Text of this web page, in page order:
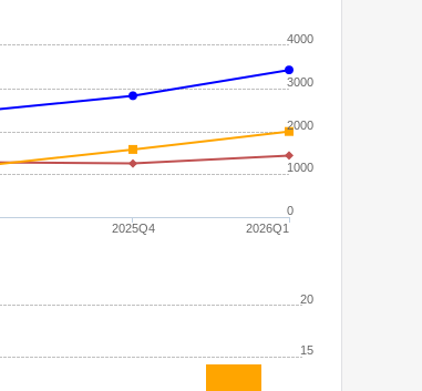
2025Q4 2026Q1
0
1000
2000
3000
4000
15
20